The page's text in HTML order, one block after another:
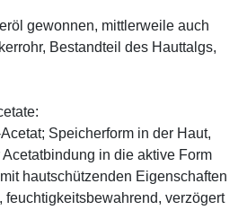
gewonnen, mittlerweile auch
Bestandteil des Hauttalgs,
Speicherform in der Haut,
in die aktive Form
hautschützenden Eigenschaften
feuchtigkeitsbewahrend, verzögert